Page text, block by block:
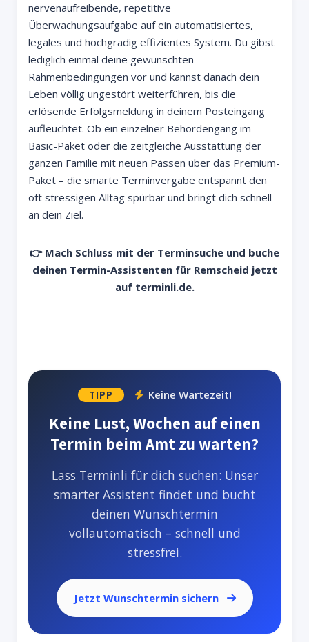
nervenaufreibende, repetitive
Überwachungsaufgabe auf ein automatisiertes,
legales und hochgradig effizientes System. Du gibst
lediglich einmal deine gewünschten
Rahmenbedingungen vor und kannst danach dein
Leben völlig ungestört weiterführen, bis die
erlösende Erfolgsmeldung in deinem Posteingang
aufleuchtet. Ob ein einzelner Behördengang im
Basic-Paket oder die zeitgleiche Ausstattung der
ganzen Familie mit neuen Pässen über das Premium-
Paket – die smarte Terminvergabe entspannt den
oft stressigen Alltag spürbar und bringt dich schnell
an dein Ziel.
👉 Mach Schluss mit der Terminsuche und buche
deinen Termin-Assistenten für Remscheid jetzt
auf terminli.de.
TIPP Keine Wartezeit!
Keine Lust, Wochen auf einen
Termin beim Amt zu warten?
Lass Terminli für dich suchen: Unser
smarter Assistent findet und bucht
deinen Wunschtermin
vollautomatisch – schnell und
stressfrei.
Jetzt Wunschtermin sichern